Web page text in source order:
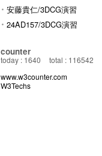
安藤貴仁/3DCG演習
24AD157/3DCG演習
counter
today : 1640
total : 116542
www.w3counter.com
W3Techs